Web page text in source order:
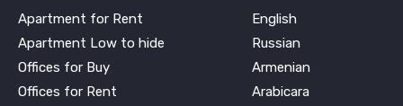
Apartment for Rent
Apartment Low to hide
Offices for Buy
Offices for Rent
English
Russian
Armenian
Arabicara